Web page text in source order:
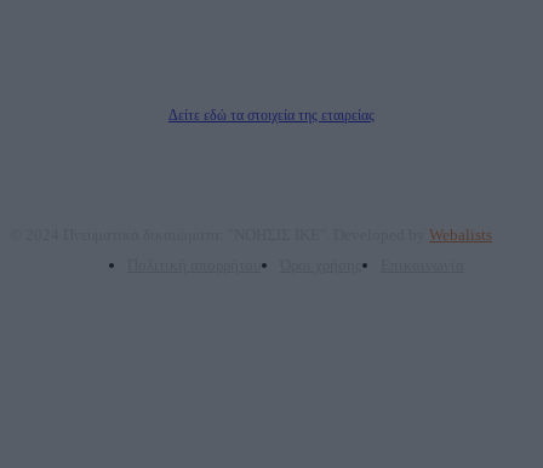
Δείτε εδώ τα στοιχεία της εταιρείας
Webalists